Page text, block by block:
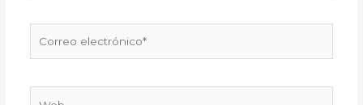
electrónico*